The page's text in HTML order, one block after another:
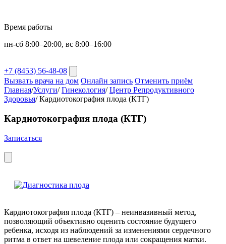
Время работы
пн-сб 8:00–20:00, вс 8:00–16:00
+7 (8453) 56-48-08
Вызвать врача на дом Онлайн запись Отменить приём
Главная/Услуги/ Гинекология/ Центр Репродуктивного
Здоровья/ Кардиотокография плода (КТГ)
Кардиотокография плода (КТГ)
Записаться
Кардиотокография плода (КТГ) – неинвазивный метод,
позволяющий объективно оценить состояние будущего
ребенка, исходя из наблюдений за изменениями сердечного
ритма в ответ на шевеление плода или сокращения матки.